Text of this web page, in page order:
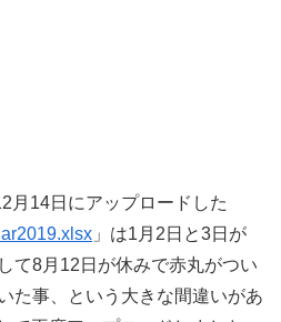
14日にアップロードした
」は1月2日と3日が
て8月12日が休みで赤丸がつい
た事、という大きな間違いがあ